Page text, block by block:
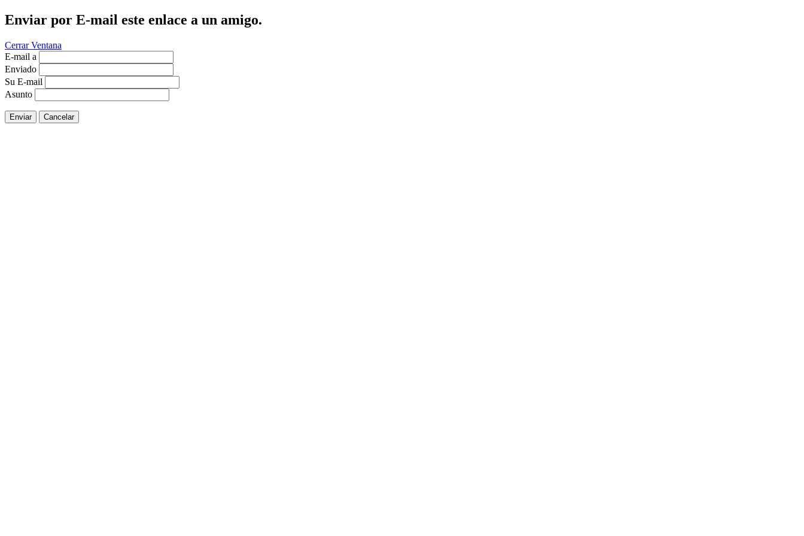
Enviar por E-mail este enlace a un amigo.
Cerrar Ventana
E-mail a
Enviado
Su E-mail
Asunto
Enviar Cancelar